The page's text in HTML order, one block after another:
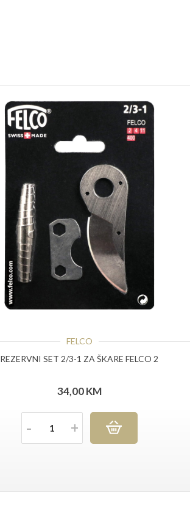
FELCO
REZERVNI SET 2/3-1 ZA ŠKARE FELCO 2
34,00KM
Količina